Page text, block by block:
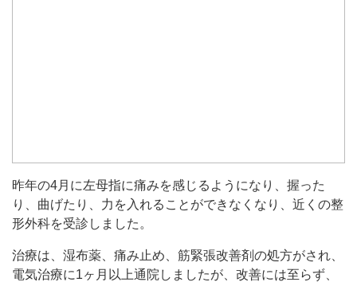
昨年の4月に左母指に痛みを感じるようになり、握った
り、曲げたり、力を入れることができなくなり、近くの整
形外科を受診しました。
治療は、湿布薬、痛み止め、筋緊張改善剤の処方がされ、
電気治療に1ヶ月以上通院しましたが、改善には至らず、